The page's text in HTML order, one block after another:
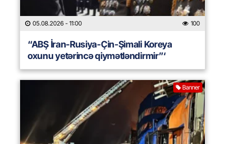
05.08.2026 - 11:00 100
“ABŞ İran-Rusiya-Çin-Şimali Koreya
oxunu yetərincə qiymətləndirmir”‘
Banner